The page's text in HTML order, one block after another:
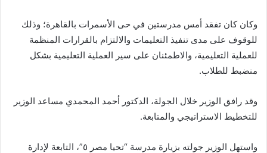
وكان كان تفقد أمس مدرستين في حى الأسمرات بالقاهرة؛ وذلك
للوقوف على مدى تنفيذ التعليمات والالتزام بالقرارات المنظمة
للعملية التعليمية، والاطمئنان على سير العملية التعليمية بشكل
منضبط للطلاب.
وقد رافق الوزير خلال الجولة، الدكتور أحمد المحمدي مساعد الوزير
للتخطيط الاستراتيجي والمتابعة.
واستهل الوزير جولته بزيارة مدرسة “تحيا مصر ٥”، التابعة لإدارة